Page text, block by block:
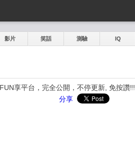
影片 笑話 測驗 IQ
享平台，完全公開，不停更新, 免按讚
分享